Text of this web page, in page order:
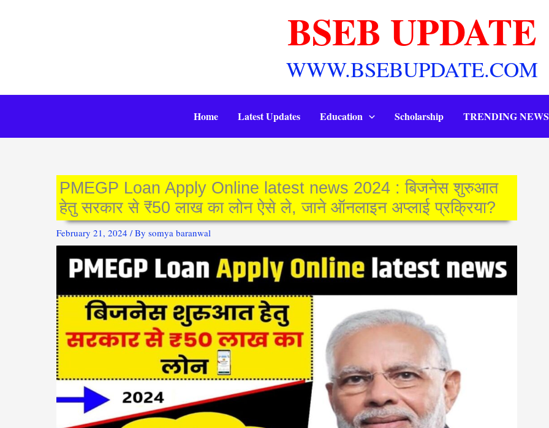
BSEB UPDATE
WWW.BSEBUPDATE.COM
Home Latest Updates Education Scholarship TRENDING NEWS
PMEGP Loan Apply Online latest news 2024 : बिजनेस शुरुआत
हेतु सरकार से ₹50 लाख का लोन ऐसे ले, जाने ऑनलाइन अप्लाई प्रक्रिया?
February 21, 2024 / By somya baranwal